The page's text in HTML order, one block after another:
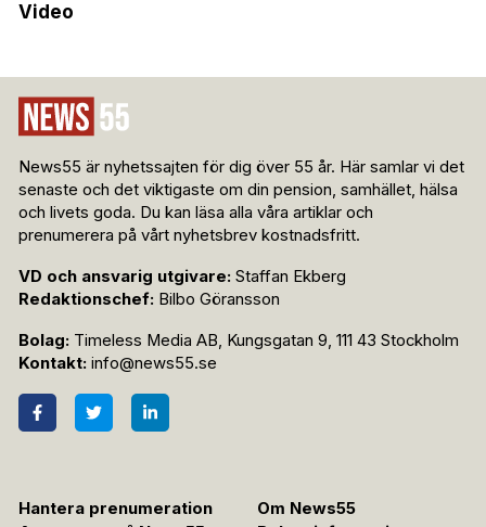
Video
News55 är nyhetssajten för dig över 55 år. Här samlar vi det
senaste och det viktigaste om din pension, samhället, hälsa
och livets goda. Du kan läsa alla våra artiklar och
prenumerera på vårt nyhetsbrev kostnadsfritt.
VD och ansvarig utgivare: Staffan Ekberg
Redaktionschef: Bilbo Göransson
Bolag: Timeless Media AB, Kungsgatan 9, 111 43 Stockholm
Kontakt: info@news55.se
Hantera prenumeration
Om News55